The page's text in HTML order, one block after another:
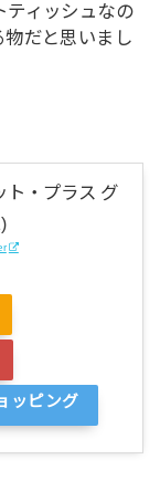
ティッシュなの
だと思いまし
ト・プラス グ
ッピング